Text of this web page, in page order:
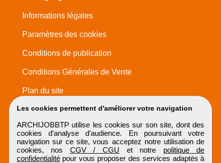
Les cookies permettent d'améliorer votre navigation
ARCHIJOBBTP utilise les cookies sur son site, dont des
cookies d'analyse d'audience. En poursuivant votre
navigation sur ce site, vous acceptez notre utilisation de
cookies, nos CGV / CGU et notre politique de
confidentialitépour vous proposer des services adaptés à
Informations légales
Paramètres des cookies
Conditions de publication
Conditions Générales de Vente
Plan du site